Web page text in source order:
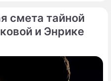
снимки
бурю в Сети.
смета тайной
и Энрике